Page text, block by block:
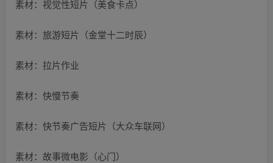
素材：视觉性短片（美食卡点）
素材：旅游短片（金堂十二时辰）
素材：拉片作业
素材：快慢节奏
素材：快节奏广告短片（大众车联网）
素材：故事微电影（心门）